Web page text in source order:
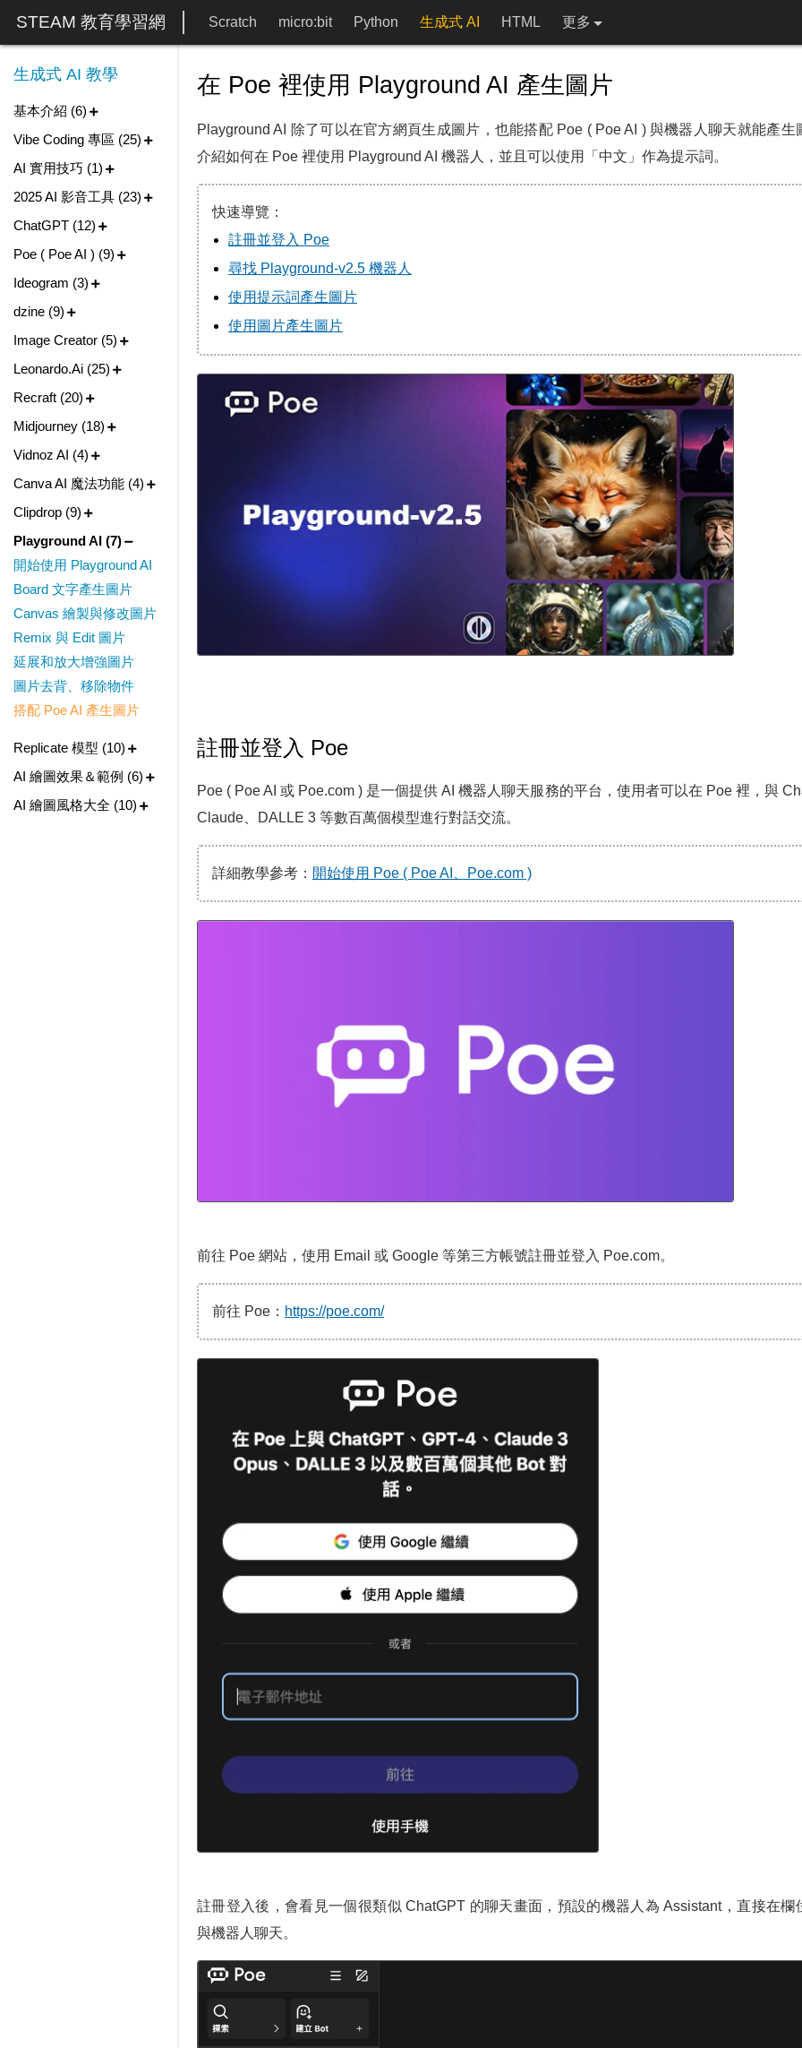
STEAM 教育學習網 Scratch micro:bit Python 生成式 AI HTML 更多
在 Poe 裡使用 Playground AI 產生圖片
Playground AI 除了可以在官方網頁生成圖片，也能搭配 Poe ( Poe AI ) 與機器人聊天就能產生
介紹如何在 Poe 裡使用 Playground AI 機器人，並且可以使用「中文」作為提示詞。
快速導覽：
註冊並登入 Poe
尋找 Playground-v2.5 機器人
使用提示詞產生圖片
使用圖片產生圖片
註冊並登入 Poe
Poe ( Poe AI 或 Poe.com ) 是一個提供 AI 機器人聊天服務的平台，使用者可以在 Poe 裡，與
Claude、DALLE 3 等數百萬個模型進行對話交流。
詳細教學參考： 開始使用 Poe ( Poe AI、Poe.com )
前往 Poe 網站，使用 Email 或 Google 等第三方帳號註冊並登入 Poe.com。
前往 Poe： https://poe.com/
註冊登入後，會看見一個很類似 ChatGPT 的聊天畫面，預設的機器人為 Assistant，直接在欄
與機器人聊天。
生成式 AI 教學
基本介紹 (6)
Vibe Coding 專區 (25)
AI 實用技巧 (1)
2025 AI 影音工具 (23)
ChatGPT (12)
Poe ( Poe AI ) (9)
Ideogram (3)
dzine (9)
Image Creator (5)
Leonardo.Ai (25)
Recraft (20)
Midjourney (18)
Vidnoz AI (4)
Canva AI 魔法功能 (4)
Clipdrop (9)
Playground AI (7)
開始使用 Playground AI
Board 文字產生圖片
Canvas 繪製與修改圖片
Remix 與 Edit 圖片
延展和放大增強圖片
圖片去背、移除物件
搭配 Poe AI 產生圖片
Replicate 模型 (10)
AI 繪圖效果＆範例 (6)
AI 繪圖風格大全 (10)